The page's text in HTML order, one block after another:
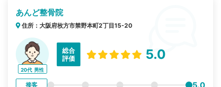
あんど整骨院
住所：大阪府枚方市禁野本町2丁目15-20
20代 男性
総合
評価
5.0
接客